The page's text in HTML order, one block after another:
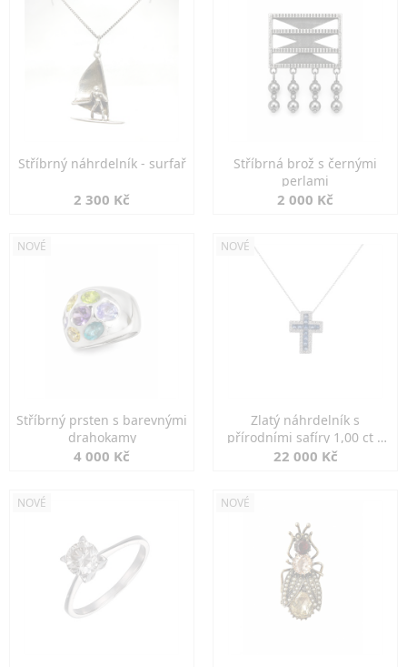
Stříbrný náhrdelník - surfař
2 300 Kč
Stříbrná brož s černými
perlami
2 000 Kč
NOVÉ
Stříbrný prsten s barevnými
drahokamy
4 000 Kč
NOVÉ
Zlatý náhrdelník s
přírodními safíry 1,00 ct a
diamanty
22 000 Kč
NOVÉ NOVÉ